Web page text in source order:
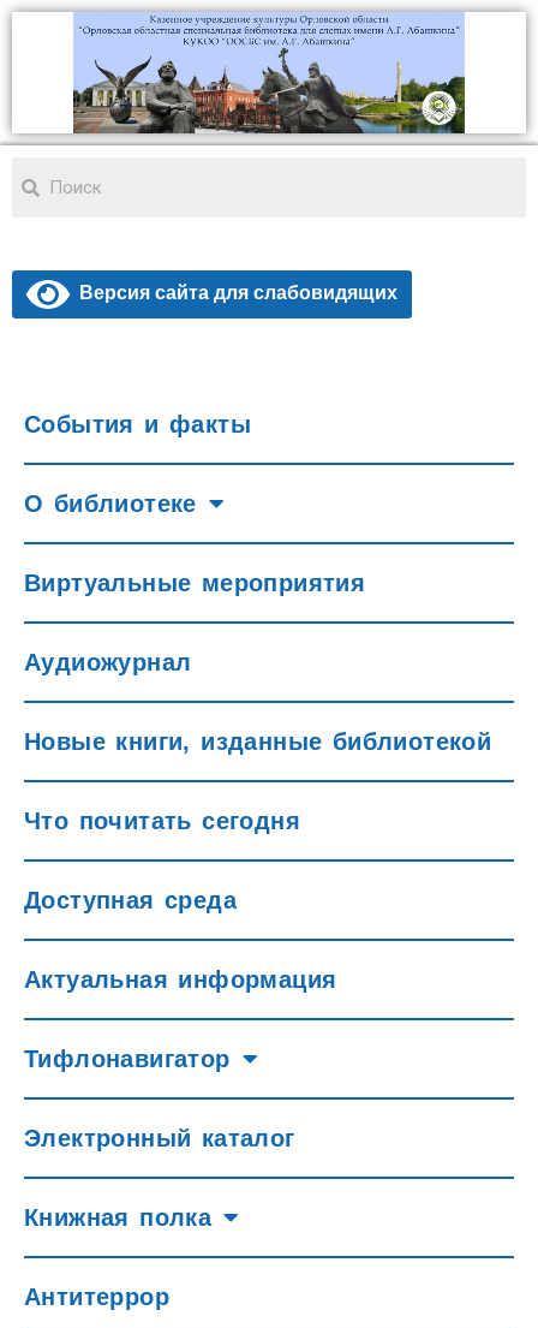
Версия сайта для слабовидящих
События и факты
О библиотеке
Виртуальные мероприятия
Аудиожурнал
Новые книги, изданные библиотекой
Что почитать сегодня
Доступная среда
Актуальная информация
Тифлонавигатор
Электронный каталог
Книжная полка
Антитеррор